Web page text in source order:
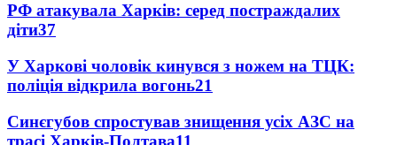
РФ атакувала Харків: серед постраждалих
діти37
У Харкові чоловік кинувся з ножем на ТЦК:
поліція відкрила вогонь21
Синєгубов спростував знищення усіх АЗС на
трасі Харків-Полтава11